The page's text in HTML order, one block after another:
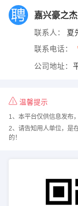
嘉兴豪之
联系人： 夏
联系电话：
公司地址：
温馨提示
1、本平台仅供信息发布
2、请告知用人单位，是
的！